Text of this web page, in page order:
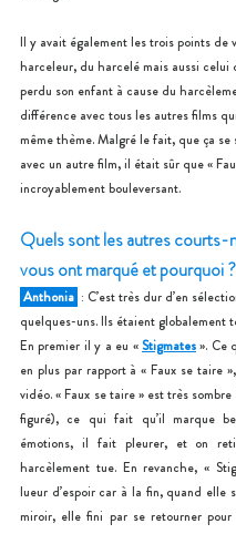
Il y avait également les trois points de
harceleur, du harcelé mais aussi celui
perdu son enfant à cause du
différence avec tous les autres films
même thème. Malgré le fait, que ça se
avec un autre film, il était sûr que «
incroyablement bouleversant.
Quels sont les autres courts-
vous ont marqué et pourquoi ?
Anthonia : C’est très dur d’en
quelques-uns. Ils étaient globalement
En premier il y a eu « Stigmates ». Ce
en plus par rapport à « Faux se taire
vidéo. « Faux se taire » est très
figuré), ce qui fait qu’il marque
émotions, il fait pleurer, et on
harcèlement tue. En revanche, «
lueur d’espoir car à la fin, quand elle
miroir, elle fini par se retourner